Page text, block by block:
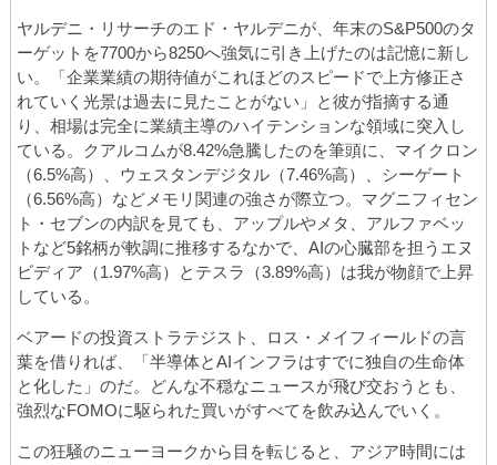
ヤルデニ・リサーチのエド・ヤルデニが、年末のS&P500のタ
ーゲットを7700から8250へ強気に引き上げたのは記憶に新し
い。「企業業績の期待値がこれほどのスピードで上方修正さ
れていく光景は過去に見たことがない」と彼が指摘する通
り、相場は完全に業績主導のハイテンションな領域に突入し
ている。クアルコムが8.42%急騰したのを筆頭に、マイクロン
（6.5%高）、ウェスタンデジタル（7.46%高）、シーゲート
（6.56%高）などメモリ関連の強さが際立つ。マグニフィセン
ト・セブンの内訳を見ても、アップルやメタ、アルファベッ
トなど5銘柄が軟調に推移するなかで、AIの心臓部を担うエヌ
ビディア（1.97%高）とテスラ（3.89%高）は我が物顔で上昇
している。
ベアードの投資ストラテジスト、ロス・メイフィールドの言
葉を借りれば、「半導体とAIインフラはすでに独自の生命体
と化した」のだ。どんな不穏なニュースが飛び交おうとも、
強烈なFOMOに駆られた買いがすべてを飲み込んでいく。
この狂騒のニューヨークから目を転じると、アジア時間には